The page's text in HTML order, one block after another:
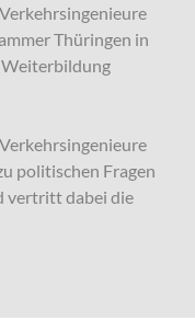
Thüringen in
Weiterbildung
politischen Fragen
vertritt dabei die